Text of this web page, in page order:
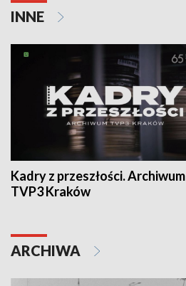
INNE
Kadry z przeszłości. Archiwum
TVP3 Kraków
ARCHIWA